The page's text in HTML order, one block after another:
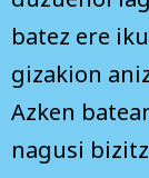
batez ere
gizakion
Azken
nagusi